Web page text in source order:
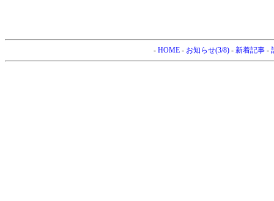
- HOME- お知らせ(3/8)- 新着記事-